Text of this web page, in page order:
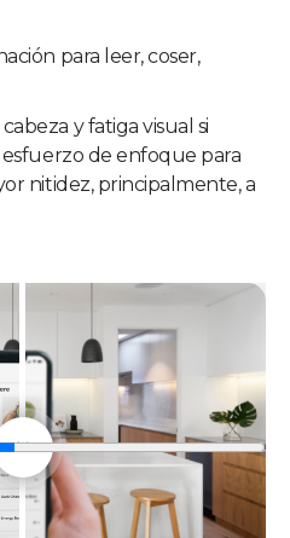
para leer, coser,
y fatiga visual si
de enfoque para
nitidez, principalmente, a